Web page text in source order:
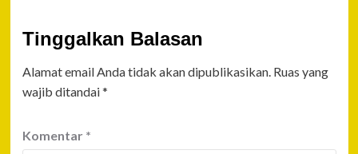
Tinggalkan Balasan
Alamat email Anda tidak akan dipublikasikan. Ruas yang
wajib ditandai*
Komentar *